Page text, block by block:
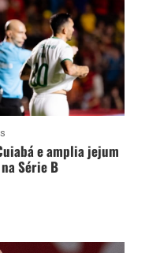
e amplia jejum
Série B